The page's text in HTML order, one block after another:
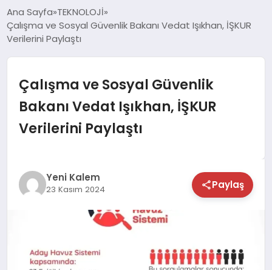
SPOR
EKONOMİ
YAŞAM
SAĞLIK
EĞİTİM
Ana Sayfa TEKNOLOJİ
Çalışma ve Sosyal Güvenlik Bakanı Vedat Işıkhan, İŞKUR
Verilerini Paylaştı
Çalışma ve Sosyal Güvenlik
Bakanı Vedat Işıkhan, İŞKUR
Verilerini Paylaştı
Yeni Kalem
23 Kasım 2024 Paylaş